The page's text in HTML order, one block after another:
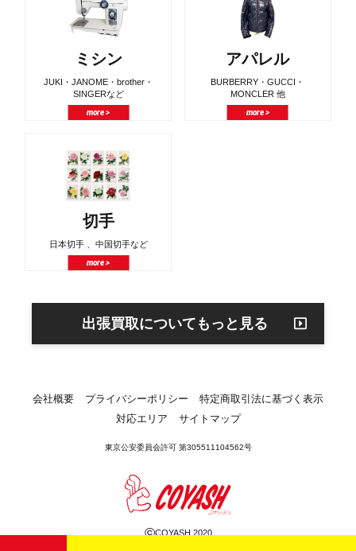
ミシン
JUKI・JANOME・brother・
SINGERなど
more >
アパレル
BURBERRY・GUCCI・
MONCLER 他
more >
切手
日本切手 、中国切手など
more >
出張買取についてもっと見る
会社概要 プライバシーポリシー
特定商取引法に基づく表示
対応エリア
サイトマップ
東京公安委員会許可 第305511104562号
©COYASH 2020